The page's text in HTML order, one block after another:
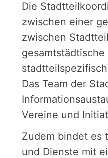
Die
zwischen einer
zwischen
Das Team der
Vereine und
Zudem bindet es
und Dienste mit